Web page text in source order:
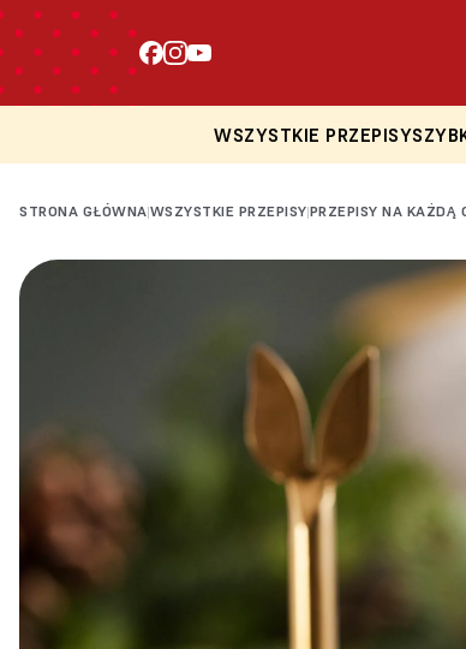
WSZYSTKIE PRZEPISY
STRONA GŁÓWNA|WSZYSTKIE PRZEPISY|PRZEPISY NA KAŻDĄ